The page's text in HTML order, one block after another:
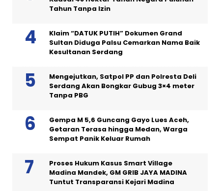
Tahun Tanpa Izin
Klaim “DATUK PUTIH” Dokumen Grand
Sultan Diduga Palsu Cemarkan Nama Baik
Kesultanan Serdang
Mengejutkan, Satpol PP dan Polresta Deli
Serdang Akan Bongkar Gubug 3×4 meter
Tanpa PBG
Gempa M 5,6 Guncang Gayo Lues Aceh,
Getaran Terasa hingga Medan, Warga
Sempat Panik Keluar Rumah
Proses Hukum Kasus Smart Village
Madina Mandek, GM GRIB JAYA MADINA
Tuntut Transparansi Kejari Madina